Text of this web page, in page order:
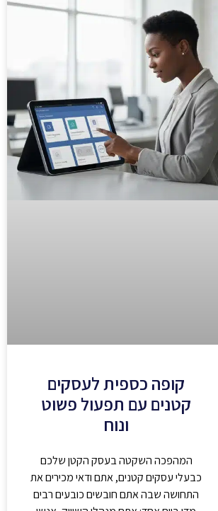
קופה כספית לעסקים
קטנים עם תפעול פשוט
ונוח
המהפכה השקטה בעסק הקטן שלכם
כבעלי עסקים קטנים, אתם ודאי מכירים את
התחושה שבה אתם חובשים כובעים רבים